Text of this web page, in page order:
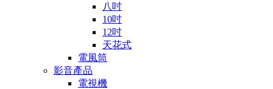
八吋
10吋
12吋
天花式
電風筒
影音產品
電視機